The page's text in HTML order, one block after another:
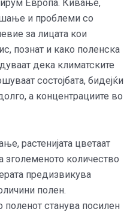
Европа. Кивање,
и проблеми со
за лицата кои
познат и како поленска
дека климатските
состојбата, бидејќи
а концентрациите во
растенијата цветаат
зголеменото количество
предизвикува
полен.
станува посилен